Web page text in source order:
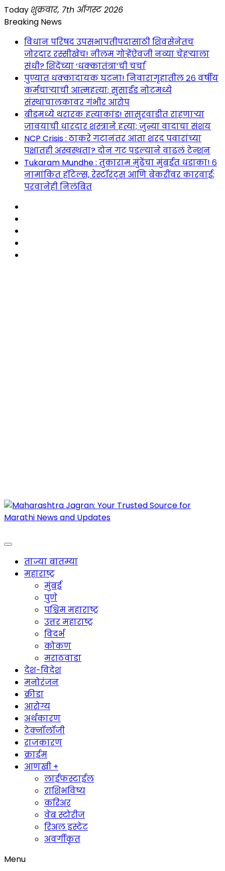
Skip
to
Today शुक्रवार, 7th ऑगस्ट 2026
Breaking News
विधान परिषद उपसभापतीपदासाठी शिवसेनेतच
जोरदार रस्सीखेच! नीलम गोऱ्हेंऐवजी नव्या चेहऱ्याला
संधी? शिंदेंच्या ‘धक्कातंत्रा’ची चर्चा
पुण्यात धक्कादायक घटना! निवारागृहातील २६ वर्षीय
कर्मचाऱ्याची आत्महत्या; सुसाईड नोटमध्ये
संस्थाचालकावर गंभीर आरोप
बीडमध्ये थरारक हत्याकांड! सासुरवाडीत राहणाऱ्या
जावयाची धारदार शस्त्राने हत्या; जुन्या वादाचा संशय
NCP Crisis : ठाकरे गटानंतर आता शरद पवारांच्या
पक्षातही अस्वस्थता? दोन गट पडल्याने वाढलं टेन्शन
Tukaram Mundhe : तुकाराम मुंढेंचा मुंबईत धडाका! ६
नामांकित हॉटेल्स, रेस्टॉरंट्स आणि बेकरींवर कारवाई;
परवानेही निलंबित
Maharashtra Jagran : Your Trusted Companion
ताज्या बातम्या
महाराष्ट्र
मुंबई
पुणे
पश्चिम महाराष्ट्र
उत्तर महाराष्ट्र
विदर्भ
कोकण
मराठवाडा
देश-विदेश
मनोरंजन
क्रीडा
आरोग्य
अर्थकारण
टेक्नॉलॉजी
राजकारण
क्राईम
आणखी +
लाईफस्टाईल
राशिभविष्य
करिअर
वेब स्टोरीज
रिअल इस्टेट
अवर्गीकृत
Menu